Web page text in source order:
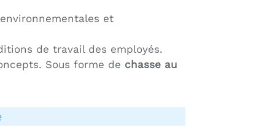
et
de travail des employés.
Sous forme de chasse au